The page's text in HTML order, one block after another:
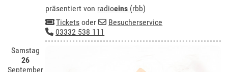
präsentiert von radioeins (rbb)
Tickets oder
Besucherservice
03332 538 111
Samstag
26
September